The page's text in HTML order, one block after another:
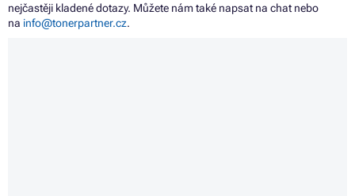
nejčastěji kladené dotazy. Můžete nám také napsat na chat nebo
na info@tonerpartner.cz.